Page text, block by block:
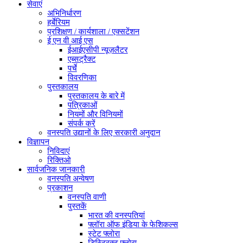
सेवाएं
अभिनिर्धारण
हर्बेरियम
प्रशिक्षण / कार्यशाला / एक्सटेंशन
ई एन वी आई एस
ईआईएसीपी न्यूज़लैटर
एब्सट्रैक्ट
पर्चे
विवरणिका
पुस्तकालय
पुस्तकालय के बारे में
पत्रिकाओं
नियमों और विनियमों
संपर्क करें
वनस्पति उद्यानों के लिए सरकारी अनुदान
विज्ञापन
निविदाएं
रिक्तिओ
सार्वजनिक जानकारी
वनस्पति अन्वेषण
प्रकाशन
वनस्पति वाणी
पुस्तकें
भारत की वनस्पतियां
फ्लॉरा ऑफ इंडिया के फेशिकल्स
स्टेट फ्लोरा